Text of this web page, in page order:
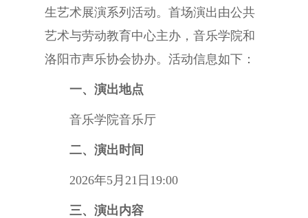
生艺术展演系列活动。首场演出由公共
艺术与劳动教育中心主办，音乐学院和
洛阳市声乐协会协办。活动信息如下：
一、演出地点
音乐学院音乐厅
二、演出时间
2026年5月21日19:00
三、演出内容